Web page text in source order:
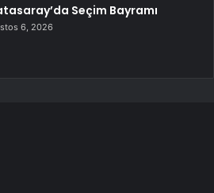
Seçim Bayramı
6, 2026